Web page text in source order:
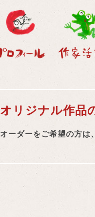
オリジナル作品
オーダーをご希望の方は